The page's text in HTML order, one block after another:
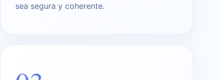
sea segura y coherente.